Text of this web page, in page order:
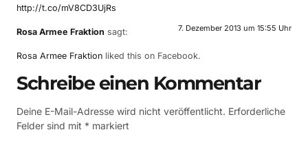
http://t.co/mV8CD3UjRs
Rosa Armee Fraktion sagt: 7. Dezember 2013 um 15:55 Uhr
Rosa Armee Fraktion liked this on Facebook.
Schreibe einen Kommentar
Deine E-Mail-Adresse wird nicht veröffentlicht. Erforderliche
Felder sind mit * markiert